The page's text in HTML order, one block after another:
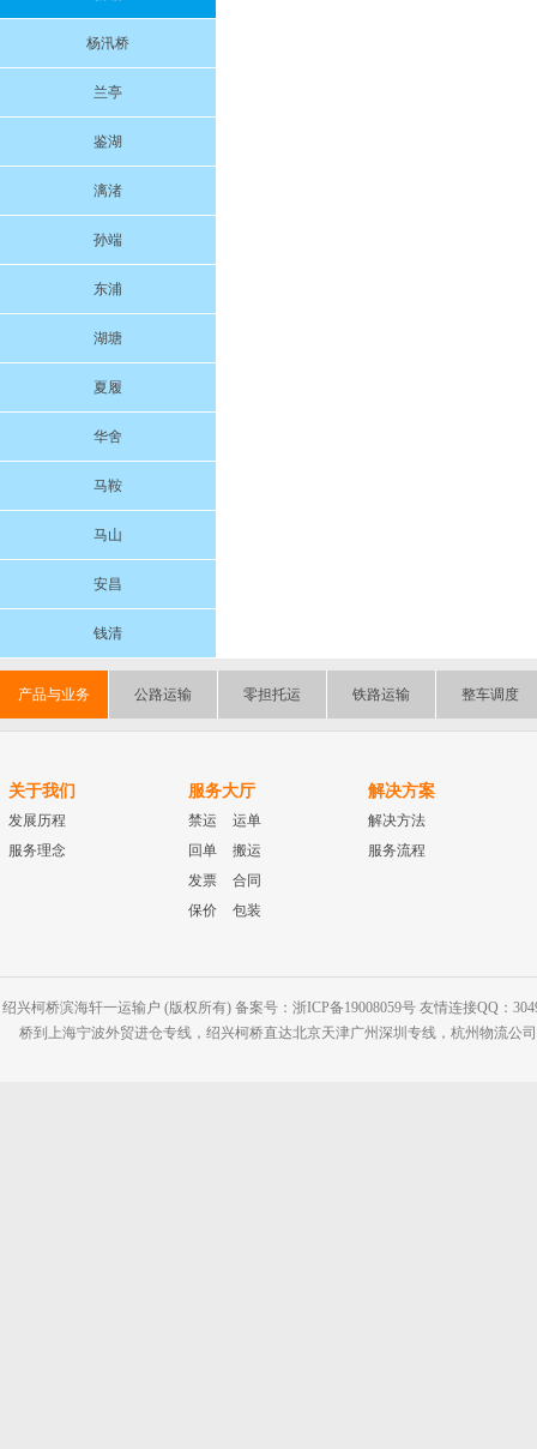
杨汛桥
兰亭
鉴湖
漓渚
孙端
东浦
湖塘
夏履
华舍
马鞍
马山
安昌
钱清
产品与业务 公路运输 零担托运 铁路运输 整车调度
关于我们
发展历程
服务理念
服务大厅
禁运
运单
回单
搬运
发票
合同
保价
包装
解决方案
解决方法
服务流程
绍兴柯桥滨海轩一运输户 (版权所有) 备案号：浙ICP备19008059号 友情连接QQ：
桥到上海宁波外贸进仓专线，绍兴柯桥直达北京天津广州深圳专线，杭州物流公